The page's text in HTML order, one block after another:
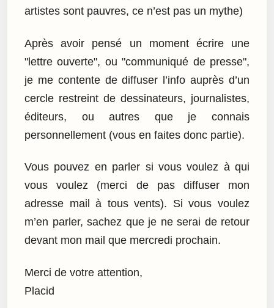
artistes sont pauvres, ce n’est pas un mythe)
Après avoir pensé un moment écrire une
"lettre ouverte", ou "communiqué de presse",
je me contente de diffuser l’info auprès d’un
cercle restreint de dessinateurs, journalistes,
éditeurs, ou autres que je connais
personnellement (vous en faites donc partie).
Vous pouvez en parler si vous voulez à qui
vous voulez (merci de pas diffuser mon
adresse mail à tous vents). Si vous voulez
m’en parler, sachez que je ne serai de retour
devant mon mail que mercredi prochain.
Merci de votre attention,
Placid